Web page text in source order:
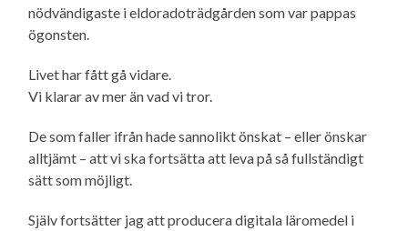
nödvändigaste i eldorado­trädgården som var pappas
ögonsten.
Livet har fått gå vidare.
Vi klarar av mer än vad vi tror.
De som faller ifrån hade sannolikt önskat – eller önskar
alltjämt – att vi ska fortsätta att leva på så fullständigt
sätt som möjligt.
Själv fortsätter jag att producera digitala läromedel i